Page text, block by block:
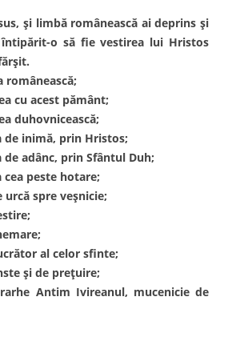
și limbă românească ai deprins și
o să fie vestirea lui Hristos
românească;
cu acest pământ;
duhovnicească;
de inimă, prin Hristos;
adânc, prin Sfântul Duh;
peste hotare;
urcă spre veșnicie;
al celor sfinte;
și de prețuire;
Antim Ivireanul, mucenicie de